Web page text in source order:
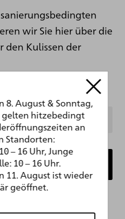
wir Sie hier über die
den Kulissen der
meiner Daten im
per E-Mail
kann jederzeit über
8. August & Sonntag,
gelten hitzebedingt
an
Standorten:
– 16 Uhr, Junge
10 – 16 Uhr.
11. August ist wieder
geöffnet.